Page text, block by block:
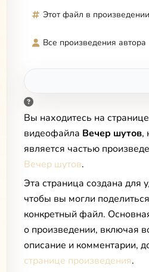
Этот файл в произведении
Все произведения автора
Вы находитесь на
видеофайла Вечер шутов,
является частью
Вечер шутов.
Эта страница создана для
чтобы вы могли
конкретный файл.
о произведении, включая
описание и комментарии,
странице произведения.